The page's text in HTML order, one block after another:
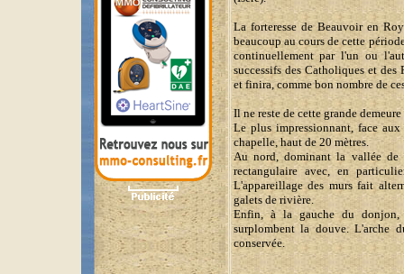
La forteresse de Beauvoir en
beaucoup au cours de cette
continuellement par l'un ou
successifs des Catholiques et des
et finira, comme bon nombre de
Il ne reste de cette grande
Le plus impressionnant, face
chapelle, haut de 20 mètres.
Au nord, dominant la vallée de
rectangulaire avec, en
L'appareillage des murs fait
galets de rivière.
Enfin, à la gauche du donjon,
surplombent la douve. L'arche
conservée.